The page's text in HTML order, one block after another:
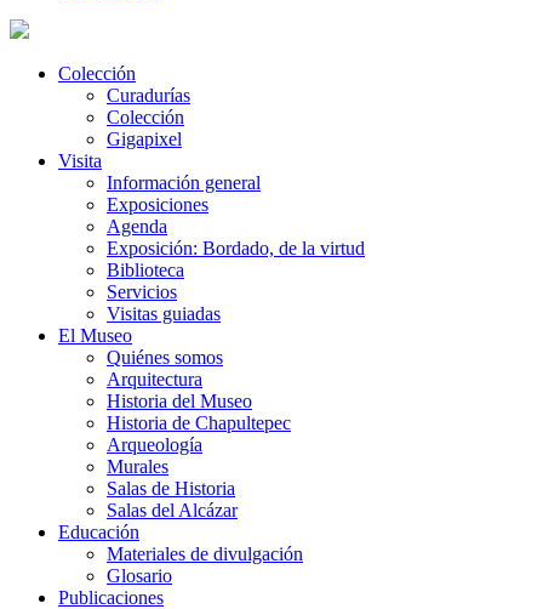
Colección
Curadurías
Colección
Gigapixel
Visita
Información general
Exposiciones
Agenda
Exposición: Bordado, de la virtud
Biblioteca
Servicios
Visitas guiadas
El Museo
Quiénes somos
Arquitectura
Historia del Museo
Historia de Chapultepec
Arqueología
Murales
Salas de Historia
Salas del Alcázar
Educación
Materiales de divulgación
Glosario
Publicaciones